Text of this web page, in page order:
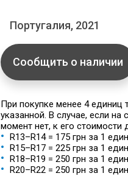
Португалия, 2021
Сообщить о наличии
При покупке менее 4
указанной. В случае, если
момент нет, к его стоимости
R13–R14 = 175 грн за 1
R15–R17 = 225 грн за 1
R18–R19 = 250 грн за 1
R20–R22 = 250 грн за 1